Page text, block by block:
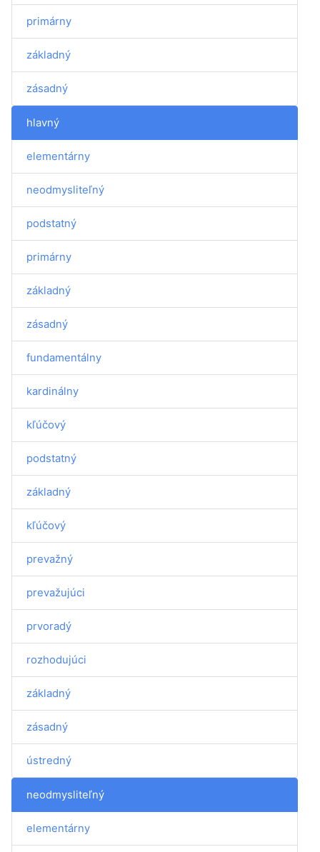
primárny
základný
zásadný
hlavný
elementárny
neodmysliteľný
podstatný
primárny
základný
zásadný
fundamentálny
kardinálny
kľúčový
podstatný
základný
kľúčový
prevažný
prevažujúci
prvoradý
rozhodujúci
základný
zásadný
ústredný
neodmysliteľný
elementárny